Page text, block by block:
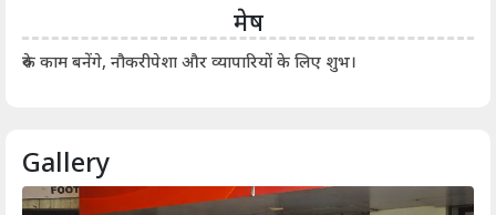
मेष
रुके काम बनेंगे, नौकरीपेशा और व्यापारियों के लिए शुभ।
Gallery